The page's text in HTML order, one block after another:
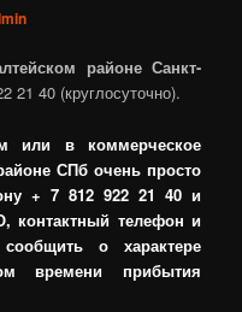
районе Санкт-
40 (круглосуточно).
или в коммерческое
СПб очень просто
+ 7 812 922 21 40 и
контактный телефон и
о характере
времени прибытия